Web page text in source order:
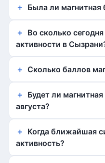
Была ли магнитная
Во сколько
активности в
Сколько баллов
Будет ли
августа?
Когда ближайшая
активность?